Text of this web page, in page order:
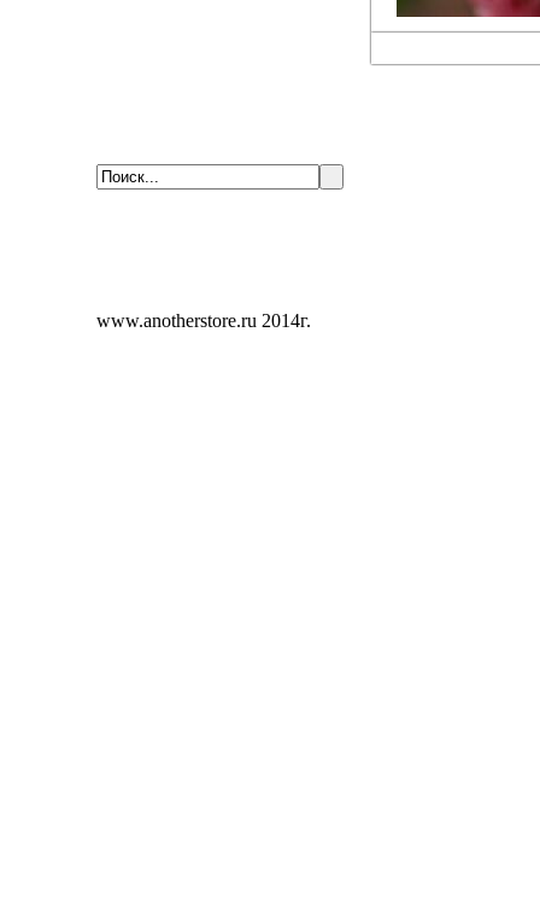
www.anotherstore.ru 2014г.